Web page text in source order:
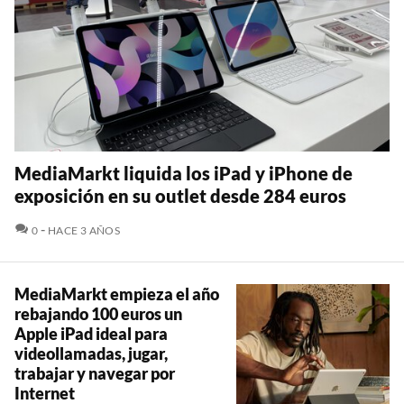
MediaMarkt liquida los iPad y iPhone de
exposición en su outlet desde 284 euros
0 COMENTARIOS
HACE 3 AÑOS
MediaMarkt empieza el año
rebajando 100 euros un
Apple iPad ideal para
videollamadas, jugar,
trabajar y navegar por
Internet